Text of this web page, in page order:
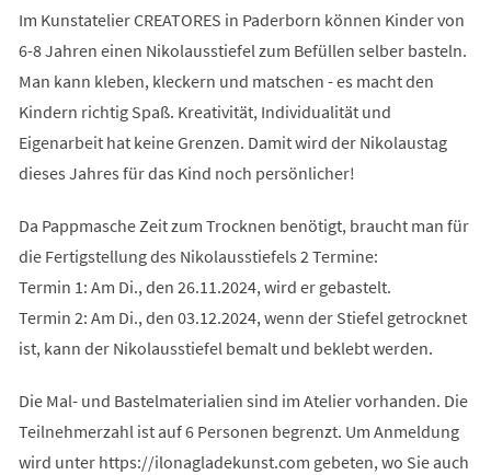
Im Kunstatelier CREATORES in Paderborn können Kinder von
6-8 Jahren einen Nikolausstiefel zum Befüllen selber basteln.
Man kann kleben, kleckern und matschen - es macht den
Kindern richtig Spaß. Kreativität, Individualität und
Eigenarbeit hat keine Grenzen. Damit wird der Nikolaustag
dieses Jahres für das Kind noch persönlicher!
Da Pappmasche Zeit zum Trocknen benötigt, braucht man für
die Fertigstellung des Nikolausstiefels 2 Termine:
Termin 1: Am Di., den 26.11.2024, wird er gebastelt.
Termin 2: Am Di., den 03.12.2024, wenn der Stiefel getrocknet
ist, kann der Nikolausstiefel bemalt und beklebt werden.
Die Mal- und Bastelmaterialien sind im Atelier vorhanden. Die
Teilnehmerzahl ist auf 6 Personen begrenzt. Um Anmeldung
wird unter https://ilonagladekunst.com gebeten, wo Sie auch